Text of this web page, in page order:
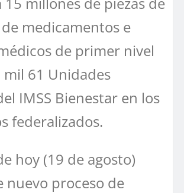
medicamentos e
de primer nivel
mil 61 Unidades
IMSS Bienestar en los
federalizados.
hoy (19 de agosto)
nuevo proceso de